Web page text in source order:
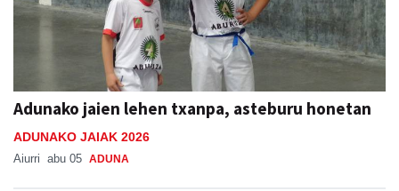
Adunako jaien lehen txanpa, asteburu honetan
ADUNAKO JAIAK 2026
Aiurri abu 05 ADUNA